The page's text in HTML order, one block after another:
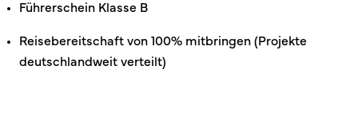
Führerschein Klasse B
Reisebereitschaft von 100% mitbringen (Projekte
deutschlandweit verteilt)